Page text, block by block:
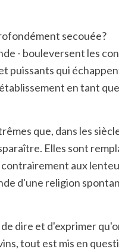
secouée?
- bouleversent les
puissants qui
en tant
que, dans les
Elles sont
aux
d'une religion
dire et d'exprimer
tout est mis en